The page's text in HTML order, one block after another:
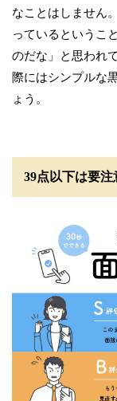
なことはしません
っているというこ
のだな」と思われ
際にはシンプルな
ょう。
39点以下は要